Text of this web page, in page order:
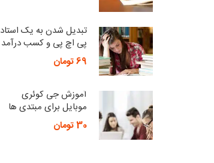
تبدیل شدن به یک استاد
پی اچ پی و کسب درآمد
69 تومان
آموزش جی کوئری
موبایل برای مبتدی ها
30 تومان